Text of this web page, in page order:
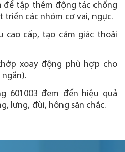
để tập thêm động tác chống
triển các nhóm cơ vai, ngực.
cao cấp, tạo cảm giác thoải
xoay động phù hợp cho
601003 đem đến hiệu quả
lưng, đùi, hông săn chắc.